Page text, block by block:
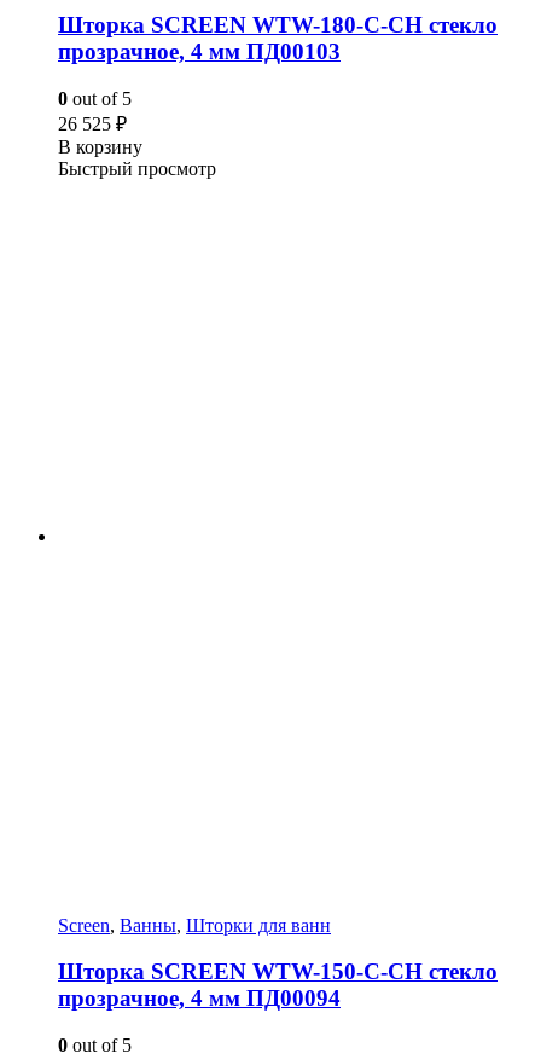
Шторка SCREEN WTW-180-C-CH стекло
прозрачное, 4 мм ПД00103
0 out of 5
26 525 ₽
В корзину
Быстрый просмотр
Screen, Ванны, Шторки для ванн
Шторка SCREEN WTW-150-C-CH стекло
прозрачное, 4 мм ПД00094
0 out of 5